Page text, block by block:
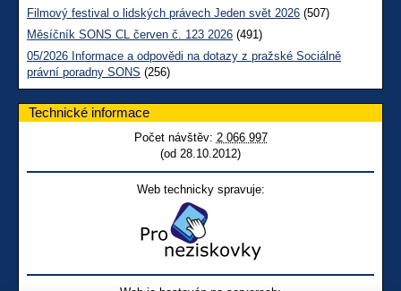
Filmový festival o lidských právech Jeden svět 2026 (507)
Měsíčník SONS CL červen č. 123 2026 (491)
05/2026 Informace a odpovědi na dotazy z pražské Sociálně
právní poradny SONS (256)
Technické informace
Počet návštěv: 2 066 997
(od 28.10.2012)
Web technicky spravuje: